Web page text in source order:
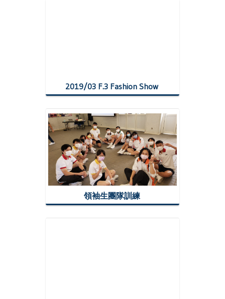
2019/03 F.3 Fashion Show
領袖生團隊訓練